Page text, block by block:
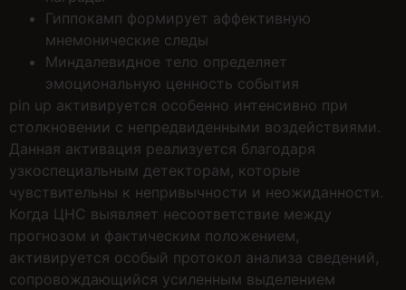
Гиппокамп формирует аффективную
мнемонические следы
Миндалевидное тело определяет
эмоциональную ценность события
pin up активируется особенно интенсивно при
столкновении с непредвиденными воздействиями.
Данная активация реализуется благодаря
узкоспециальным детекторам, которые
чувствительны к непривычности и неожиданности.
Когда ЦНС выявляет несоответствие между
прогнозом и фактическим положением,
активируется особый протокол анализа сведений,
сопровождающийся усиленным выделением